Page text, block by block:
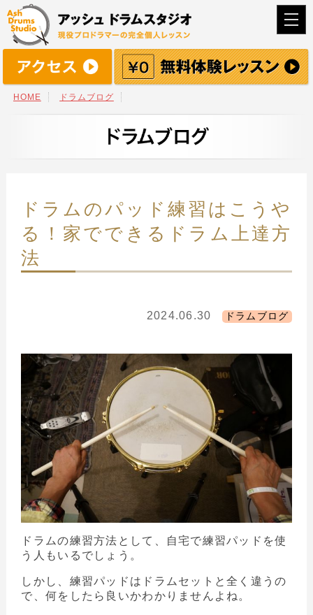
HOME ドラムブログ
ドラムのパッド練習はこうや
る！家でできるドラム上達方
法
2024.06.30 ドラムブログ
ドラムの練習方法として、自宅で練習パッドを使
う人もいるでしょう。
しかし、練習パッドはドラムセットと全く違うの
で、何をしたら良いかわかりませんよね。